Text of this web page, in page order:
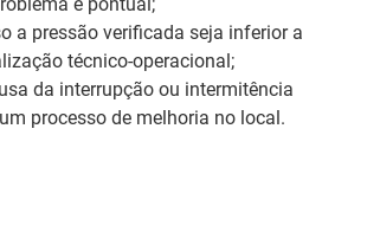
a pressão verificada seja inferior a
técnico-operacional;
da interrupção ou intermitência
processo de melhoria no local.